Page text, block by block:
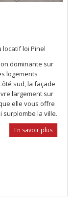
locatif loi Pinel
dominante sur
logements
sud, la façade
largement sur
elle vous offre
surplombe la ville.
En savoir plus